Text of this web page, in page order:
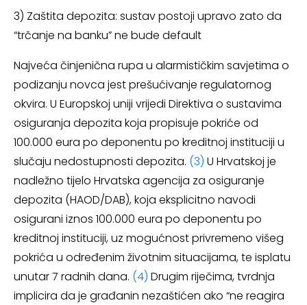
3) Zaštita depozita: sustav postoji upravo zato da
“trčanje na banku” ne bude default
Najveća činjenična rupa u alarmističkim savjetima o
podizanju novca jest prešućivanje regulatornog
okvira. U Europskoj uniji vrijedi Direktiva o sustavima
osiguranja depozita koja propisuje pokriće od
100.000 eura po deponentu po kreditnoj instituciji u
slučaju nedostupnosti depozita. (3) U Hrvatskoj je
nadležno tijelo Hrvatska agencija za osiguranje
depozita (HAOD/DAB), koja eksplicitno navodi
osigurani iznos 100.000 eura po deponentu po
kreditnoj instituciji, uz mogućnost privremeno višeg
pokrića u određenim životnim situacijama, te isplatu
unutar 7 radnih dana. (4) Drugim riječima, tvrdnja
implicira da je građanin nezaštićen ako “ne reagira